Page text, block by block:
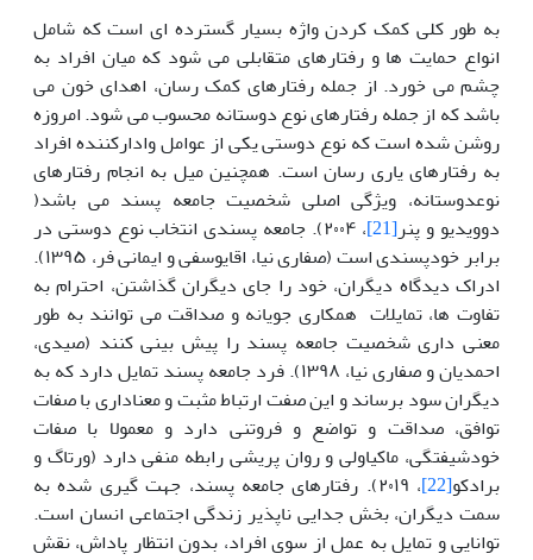
به طور کلی کمک کردن واژه بسیار گسترده ای است که شامل
انواع حمایت ها و رفتارهای متقابلی می شود که میان افراد به
چشم می خورد. از جمله رفتارهای کمک رسان، اهدای خون می
باشد که از جمله رفتارهای نوع دوستانه محسوب می شود. امروزه
روشن شده است که نوع دوستی یکی از عوامل وادارکننده افراد
به رفتارهای یاری رسان است. همچنین میل به انجام رفتارهای
نوعدوستانه، ویژگی اصلی شخصیت جامعه پسند می باشد(
دوویدیو و پنر[21]
، ۲۰۰۴). جامعه پسندی انتخاب نوع دوستی در
برابر خودپسندی است (صفاری نیا، اقایوسفی و ایمانی فر، ۱۳۹۵).
ادراک دیدگاه دیگران، خود را جای دیگران گذاشتن، احترام به
تفاوت ها، تمایلات همکاری جویانه و صداقت می توانند به طور
معنی داری شخصیت جامعه پسند را پیش بینی کنند (صیدی،
احمدیان و صفاری نیا، ۱۳۹۸). فرد جامعه پسند تمایل دارد که به
دیگران سود برساند و این صفت ارتباط مثبت و معناداری با صفات
توافق، صداقت و تواضع و فروتنی دارد و معمولا با صفات
خودشیفتگی، ماکیاولی و روان پریشی رابطه منفی دارد (ورتاگ و
برادکو[22]
، ۲۰۱۹). رفتارهای جامعه پسند، جهت گیری شده به
سمت دیگران، بخش جدایی ناپذیر زندگی اجتماعی انسان است.
توانایی و تمایل به عمل از سوی افراد، بدون انتظار پاداش، نقش